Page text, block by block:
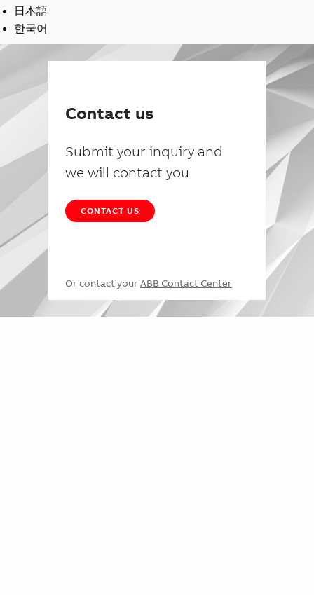
日本語
한국어
Contact us
Submit your inquiry and
we will contact you
CONTACT US
Or contact your ABB Contact Center